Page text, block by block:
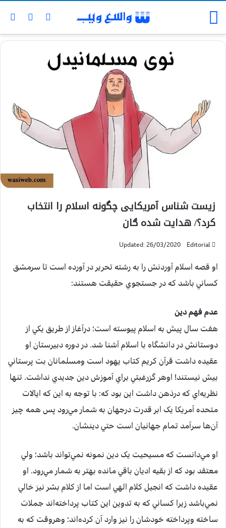
زیست شناس آمریکایی چگونه اسلام را انتخاب
کرد؟/ هدایت شده ګان
Editorial
Updated: 26/03/2020
او قصه اسلام آوردنش را به رشته تحرير در آورده است تا سرمشق
کساني باشد که در جستجوي حقيقت هستند:
عدم فهم دين
هفت سال پيش به اسلام پيوسته است؛ درآغاز از طريق يکي از
دوستانش در دانشگاه با اسلام آشنا شد. در دوره دبيرستان او
عقيده داشت قرآن کريم کتاب يهود است ومسلمانان بت پرستاني
بيش نيستند! اوهر گزرغبتي براي آموزش دين جديدي نداشت. تنها
نظريه‌اي که درذهن داشت اين بود که: با توجه به اين که ايالات
متحده آمريکا يک ابر قدرت درجهان به شمار مي‌رود پس همه چيز
آن‌ها سرآمد تمام جهانيان است حتي دينشان.
او مي‌دانست که مسيحيت يک دين نمونه نمي‌تواند باشد؛ ولي
معتقد بود که از بقيه اديان باقي مانده بهتر به شمار مي‌رود. او
عقيده داشت که انجيل کلام الهي است اما از کلام بشر نيز خالي
نمي‌باشد زيرا کساني که به تدوين اين کتاب پرداخته‌اند جملات
ساخته وپرداخته خودشان را نيز وارد آن کرده‌اند؛ وهروقت که به